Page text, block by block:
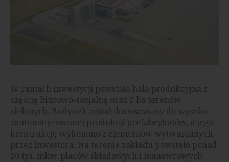
W ramach inwestycji powstała hala produkcyjna z
częścią biurowo-socjalną oraz 2 ha terenów
zielonych. Budynek został dostosowany do wysoko
zautomatyzowanej produkcji prefabrykatów, a jego
konstrukcję wykonano z elementów wytwarzanych
przez inwestora. Na terenie zakładu powstało ponad
20 tys. mkw. placów składowych i manewrowych.